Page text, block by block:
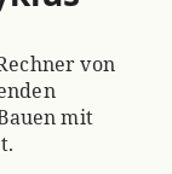
von
mit